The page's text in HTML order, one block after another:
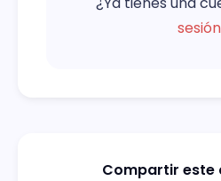
sesión
Compartir este